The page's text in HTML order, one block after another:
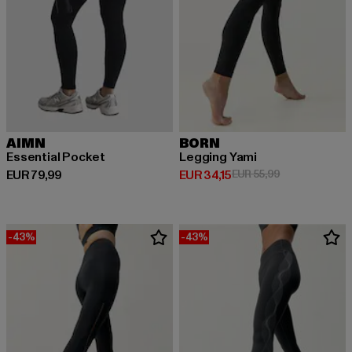
AIMN
Essential Pocket
EUR 79,99
Huidige prijs: EUR 79,99
BORN
Legging Yami
EUR 34,15
Huidige prijs: EUR 34,15
EUR 55,99Actieprijs:
-43% -43%